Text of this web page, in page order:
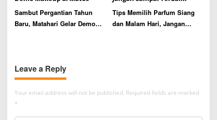
Sambut Pergantian Tahun
Baru, Matahari Gelar Demo
Tips Memilih Parfum Siang
dan Malam Hari, Jangan
Leave a Reply
Your email address will not be published. Required fields are marked
*